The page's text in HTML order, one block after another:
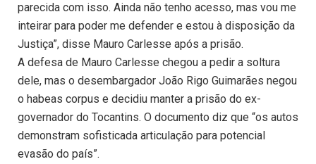
parecida com isso. Ainda não tenho acesso, mas vou me
inteirar para poder me defender e estou à disposição da
Justiça”, disse Mauro Carlesse após a prisão.
A defesa de Mauro Carlesse chegou a pedir a soltura
dele, mas o desembargador João Rigo Guimarães negou
o habeas corpus e decidiu manter a prisão do ex-
governador do Tocantins. O documento diz que “os autos
demonstram sofisticada articulação para potencial
evasão do país”.